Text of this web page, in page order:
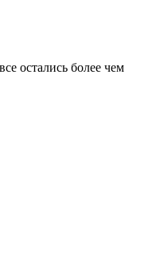
остались более чем